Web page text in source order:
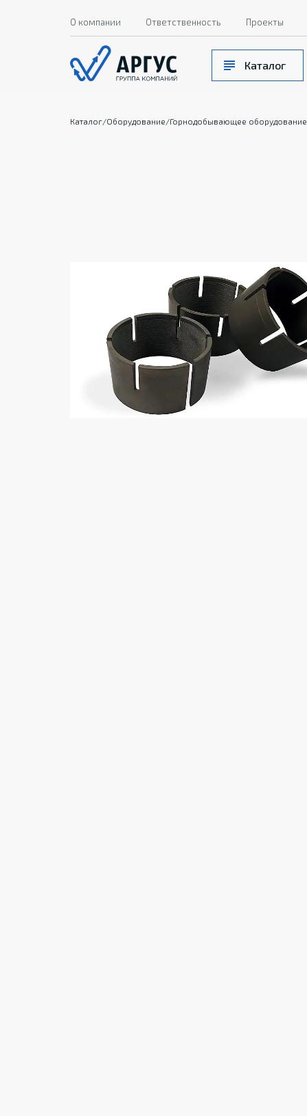
Каталог
О компании Ответственность Проекты
Каталог/Оборудование/Горнодобывающее оборудование